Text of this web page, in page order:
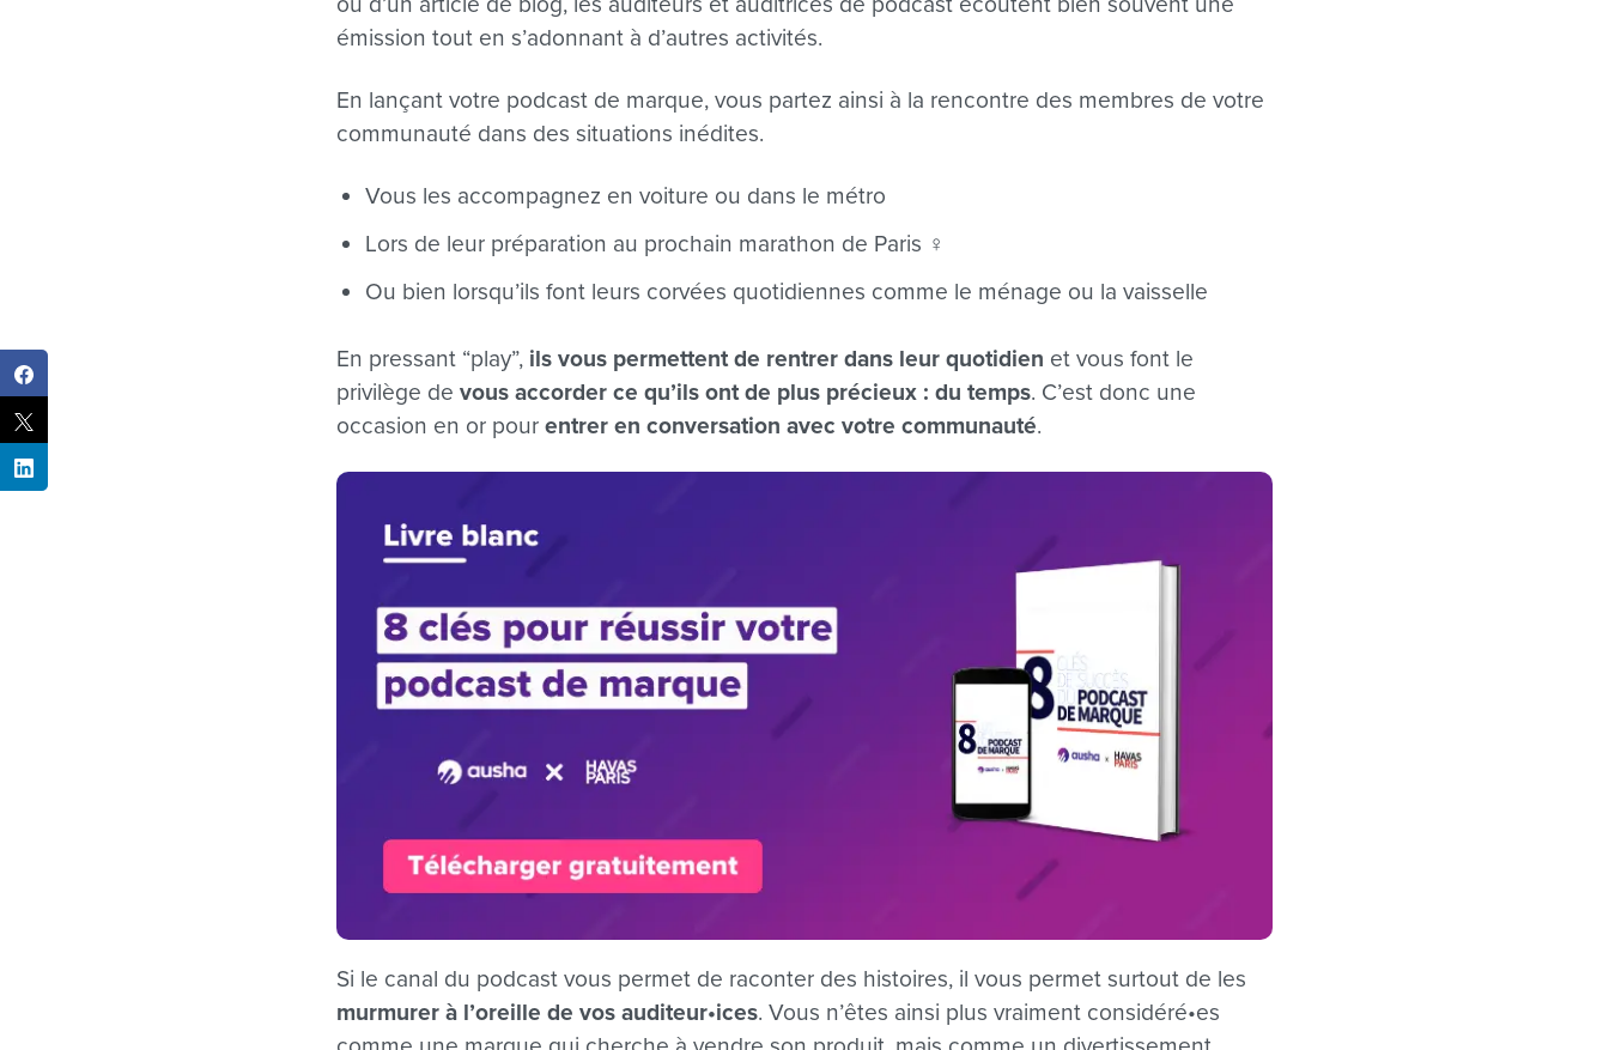
émission tout en s’adonnant à d’autres activités.
En lançant votre podcast de marque, vous partez ainsi à la rencontre des membres de votre
communauté dans des situations inédites.
Vous les accompagnez en voiture ou dans le métro
Lors de leur préparation au prochain marathon de Paris ‍♀️
Ou bien lorsqu’ils font leurs corvées quotidiennes comme le ménage ou la vaisselle
En pressant “play”, ils vous permettent de rentrer dans leur quotidien et vous font le
privilège devous accorder ce qu’ils ont de plus précieux : du temps. C’est donc une
occasion en or pourentrer en conversation avec votre communauté.
Si le canal du podcast vous permet de raconter des histoires, il vous permet surtout de les
murmurer à l’oreille de vos auditeur•ices. Vous n’êtes ainsi plus vraiment considéré•es